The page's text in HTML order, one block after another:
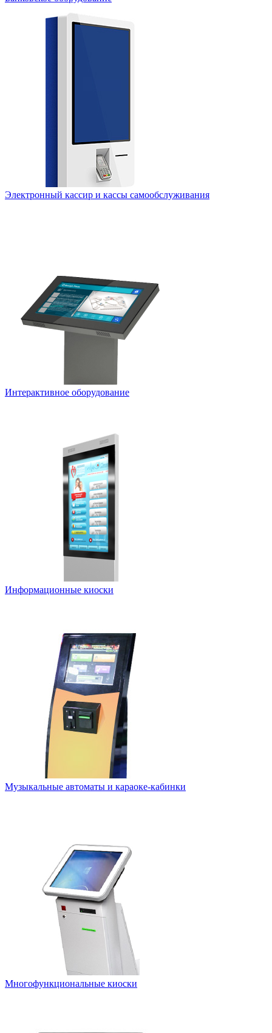
Электронный кассир и кассы самообслуживания
Интерактивное оборудование
Информационные киоски
Музыкальные автоматы и караоке-кабинки
Многофункциональные киоски